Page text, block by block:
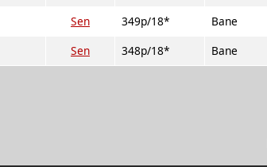
Sen 349p/18* Bane
Sen 348p/18* Bane